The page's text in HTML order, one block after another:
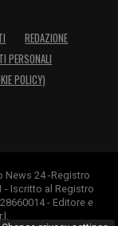
REDAZIONE
PERSONALI
POLICY)
News 24 -Registro
- Iscritto al Registro
- Editore e